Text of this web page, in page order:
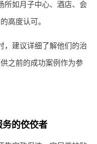
所如月子中心、酒店、会
高度认可。
，建议详细了解他们的治
之前的成功案例作为参
的佼佼者